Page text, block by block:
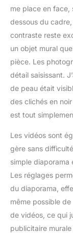
me place en face,
dessous du
contraste reste
un objet mural
pièce. Les
détail saisissant.
de peau était
des clichés en
est tout
Les vidéos sont
gère sans
simple diaporama
Les réglages
du diaporama,
même possible
de vidéos, ce qui
publicitaire